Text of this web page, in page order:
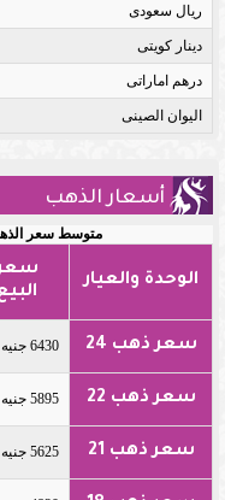
ريال سعودى
دينار كويتى
درهم اماراتى
اليوان الصينى
أسعار الذهب
متوسط سعر
الوحدة والعيار
سعر ذهب 24 6430 جنيه
سعر ذهب 22 5895 جنيه
سعر ذهب 21 5625 جنيه